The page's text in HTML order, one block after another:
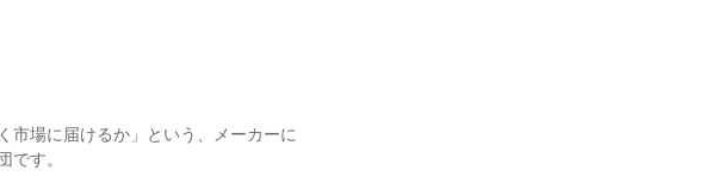
市場に届けるか」という、メーカーに
です。